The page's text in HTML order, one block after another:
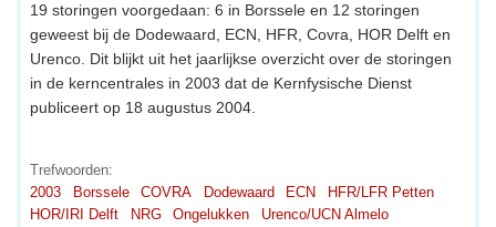
19 storingen voorgedaan: 6 in Borssele en 12 storingen
geweest bij de Dodewaard, ECN, HFR, Covra, HOR Delft en
Urenco. Dit blijkt uit het jaarlijkse overzicht over de storingen
in de kerncentrales in 2003 dat de Kernfysische Dienst
publiceert op 18 augustus 2004.
Trefwoorden:
2003
Borssele COVRA Dodewaard ECN
HFR/LFR Petten
HOR/IRI Delft
NRG Ongelukken
Urenco/UCN Almelo